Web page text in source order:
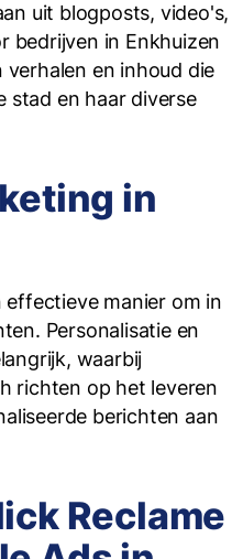
uit blogposts, video's,
bedrijven in Enkhuizen
en inhoud die
stad en haar diverse
in
manier om in
Personalisatie en
waarbij
richten op het leveren
berichten aan
Reclame